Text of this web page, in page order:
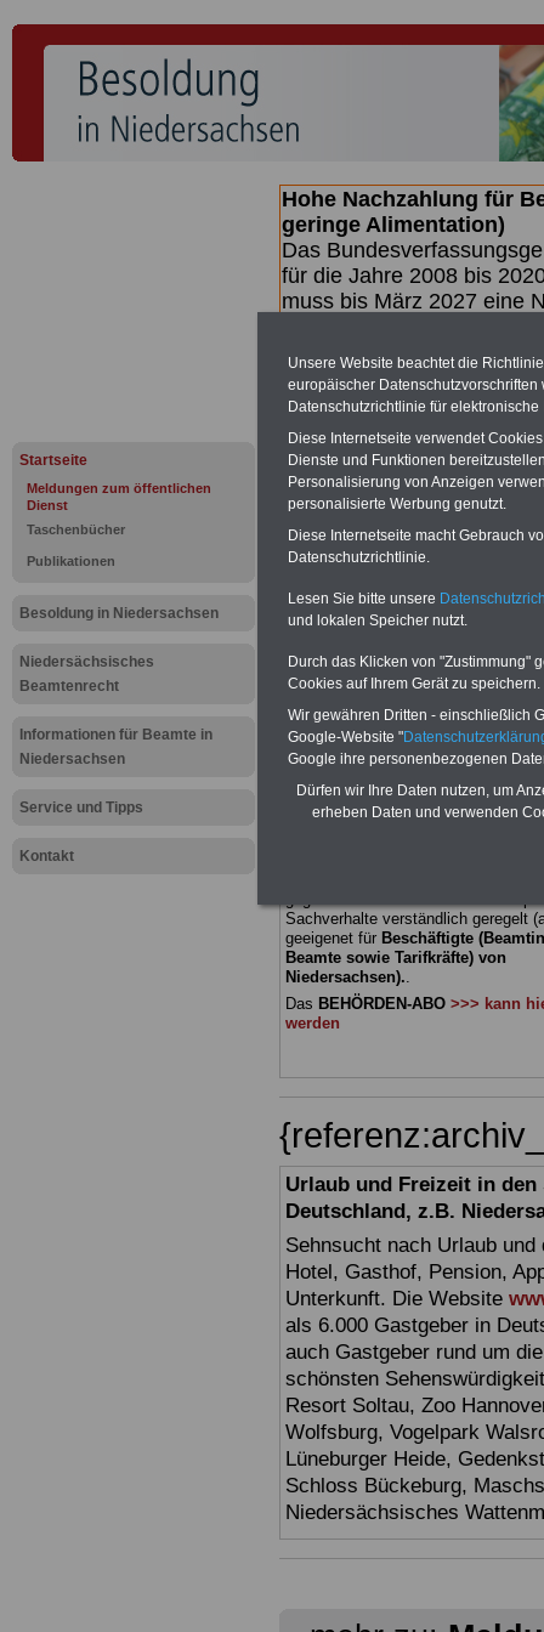
Startseite
Meldungen zum öffentlichen
Dienst
Taschenbücher
Publikationen
Besoldung in Niedersachsen
Niedersächsisches
Beamtenrecht
Informationen für Beamte in
Niedersachsen
Service und Tipps
Kontakt
Hohe Nachzahlung für
geringe Alimentation)
Das
für die Jahre 2008 bis
muss bis März 2027 eine
(Beamte &
geben (Medienberichten
mind.3.000 und 13.000
hierzu eine Broschüre
des Gesetzentwurfs der
(wahrscheinlich im
Broschüre.
Meldung
eines
BEHÖRDEN-ABO
mit 3 Ratgebern
22,50 Euro: Wissenswertes für
Sachverhalte verständlich geregelt
geeigenet für Beschäftigte
Beamte sowie Tarifkräfte) von
Niedersachsen)..
Das BEHÖRDEN-ABO >>> kann
werden
Urlaub und Freizeit in
Deutschland, z.B.
Sehnsucht nach Urlaub
Hotel, Gasthof, Pension,
Unterkunft. Die Website
als 6.000 Gastgeber in
auch Gastgeber rund um
schönsten
Resort Soltau, Zoo
Wolfsburg, Vogelpark
Lüneburger Heide,
Schloss Bückeburg,
Niedersächsisches
Unsere Website beachtet die
europäischer
Datenschutzrichtlinie für
Diese Internetseite verwendet
Dienste und Funktionen
Personalisierung von Anzeigen
personalisierte Werbung genutzt.
Diese Internetseite macht Gebrauch
Datenschutzrichtlinie.
Lesen Sie bitte unsere
und lokalen Speicher nutzt.
Durch das Klicken von "Zustimmung"
Cookies auf Ihrem Gerät zu speichern.
Wir gewähren Dritten - einschließlich
Google-Website "
Google ihre personenbezogenen
Dürfen wir Ihre Daten nutzen, um
erheben Daten und verwenden